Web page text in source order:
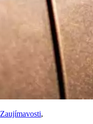
Zaujímavosti,